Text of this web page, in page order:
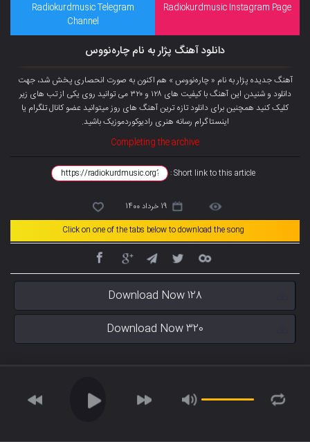
Radiokurdmusic Instagram Page
Radiokurdmusic Telegram
Channel
دانلود آهنگ پژار به نام چارەنووس
آهنگ جدیده پژار به نام « چارەنووس » هم اکنون به صورت انحصاری پخش شد، جهت
دانلود و شنیدن این آهنگ با کیفیت های ۱۲۸ و ۳۲۰ می توانید روی یکی از تب های زیر
کلیک کنید همچنین برای دانلود تازه ترین آهنگ های روز میتوانیدعضو کانال تلگرام یا
اینستاگرام رسانه هنری رادیوکوردموزیک باشید.
Completing the archive
Short link to this article :
19 خرداد 1400
Click on one of the tabs below to download the song
Download Now 128
Download Now 320